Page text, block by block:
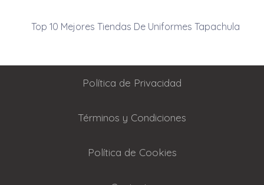
Top 10 Mejores Tiendas De Uniformes Tapachula
Política de Privacidad
Términos y Condiciones
Política de Cookies